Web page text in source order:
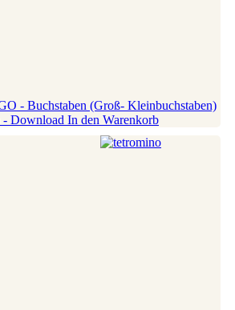
- Buchstaben (Groß- Kleinbuchstaben)
Download In den Warenkorb